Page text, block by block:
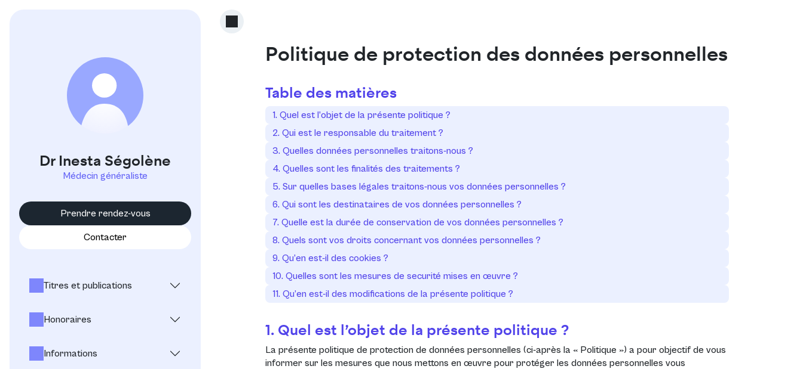
I
Dr Inesta Ségolène
Médecin généraliste
Prendre rendez-vous
Contacter
Titres et publications
Honoraires
Informations
Politique de protection des données personnelles
Table des matières
1. Quel est l’objet de la présente politique ?
2. Qui est le responsable du traitement ?
3. Quelles données personnelles traitons-nous ?
4. Quelles sont les finalités des traitements ?
5. Sur quelles bases légales traitons-nous vos données personnelles ?
6. Qui sont les destinataires de vos données personnelles ?
7. Quelle est la durée de conservation de vos données personnelles ?
8. Quels sont vos droits concernant vos données personnelles ?
9. Qu’en est-il des cookies ?
10. Quelles sont les mesures de securité mises en œuvre ?
11. Qu’en est-il des modifications de la présente politique ?
1. Quel est l’objet de la présente politique ?
La présente politique de protection de données personnelles (ci-après la « Politique ») a pour objectif de vous
informer sur les mesures que nous mettons en œuvre pour protéger les données personnelles vous